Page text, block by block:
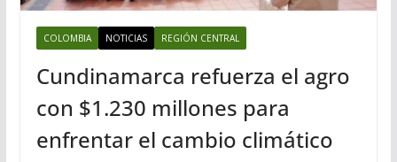
COLOMBIA NOTICIAS REGIÓN CENTRAL
Cundinamarca refuerza el agro
con $1.230 millones para
enfrentar el cambio climático